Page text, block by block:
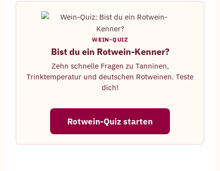
WEIN-QUIZ
Bist du ein Rotwein-Kenner?
Zehn schnelle Fragen zu Tanninen,
Trinktemperatur und deutschen Rotweinen. Teste
dich!
Rotwein-Quiz starten